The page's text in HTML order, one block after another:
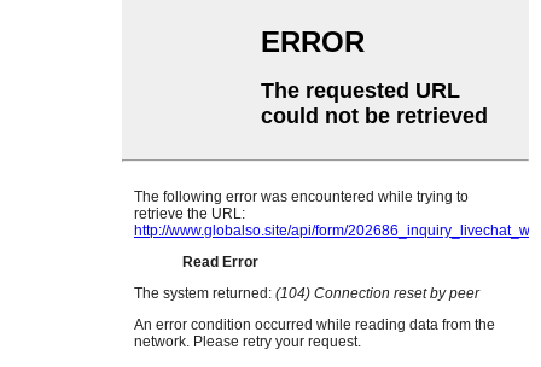
Swahili
Tajik
Telugu
Ukrainian
Urdu
Welsh
Xhosa
Yiddish